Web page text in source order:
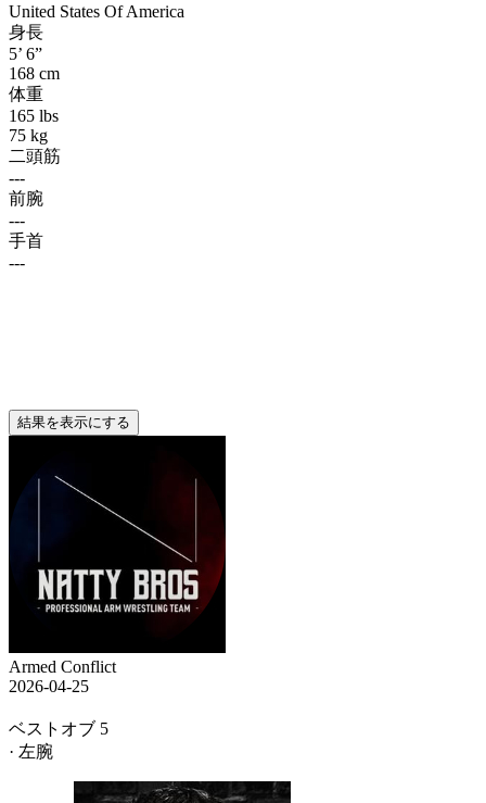
United States Of America
身長
5’ 6”
168 cm
体重
165 lbs
75 kg
二頭筋
---
前腕
---
手首
---
結果を表示にする
Armed Conflict
2026-04-25
ベストオブ 5
· 左腕